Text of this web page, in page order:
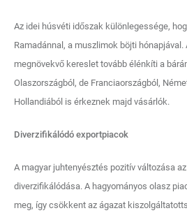
Az idei húsvéti időszak különlegessége,
Ramadánnal, a muszlimok böjti hónapjával.
megnövekvő kereslet tovább élénkíti a
Olaszországból, de Franciaországból,
Hollandiából is érkeznek majd vásárlók.
Diverzifikálódó exportpiacok
A magyar juhtenyésztés pozitív változása
diverzifikálódása. A hagyományos olasz
meg, így csökkent az ágazat